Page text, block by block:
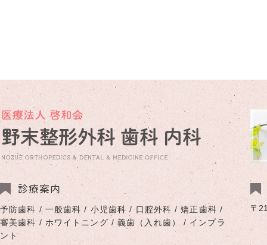
診療案内
予防歯科 / 一般歯科 / 小児歯科 / 口腔外科 / 矯正歯科 /
審美歯科 / ホワイトニング / 義歯（入れ歯） / インプラ
ント
〒